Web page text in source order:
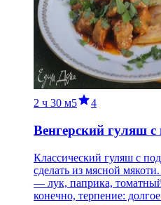
2 ч 30 м5 4
Венгерский гуляш
Классический гуляш с
сделать из мясной
— лук, паприка,
конечно, терпение: